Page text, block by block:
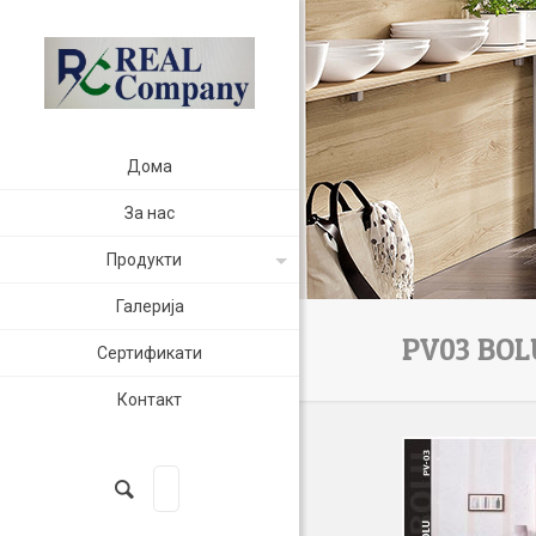
Дома
За нас
Продукти
Галерија
Сертификати
Контакт
PV03